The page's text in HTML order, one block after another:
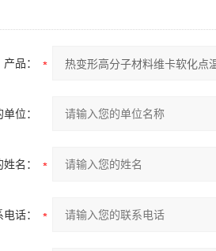
产品：
位：
名：
话：